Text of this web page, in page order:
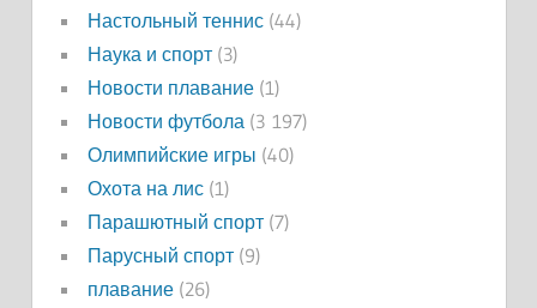
Настольный теннис(44)
Наука и спорт(3)
Новости плавание(1)
Новости футбола (3 197)
Олимпийские игры (40)
Охота на лис(1)
Парашютный спорт(7)
Парусный спорт(9)
плавание(26)